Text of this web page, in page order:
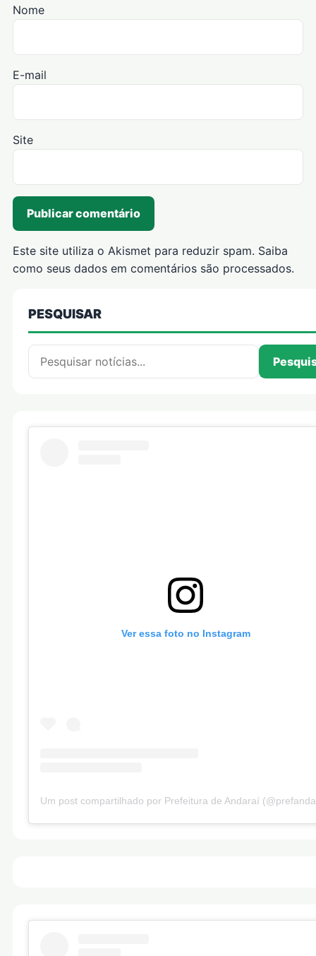
Nome
E-mail
Site
Este site utiliza o Akismet para reduzir spam. Saiba
como seus dados em comentários são processados.
PESQUISAR
Pesquisar por:
Ver essa foto no Instagram
Um post compartilhado por Prefeitura de Andaraí